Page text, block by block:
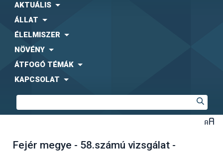
AKTUÁLIS
ÁLLAT
ÉLELMISZER
NÖVÉNY
ÁTFOGÓ TÉMÁK
KAPCSOLAT
Fejér megye - 58.számú vizsgálat -